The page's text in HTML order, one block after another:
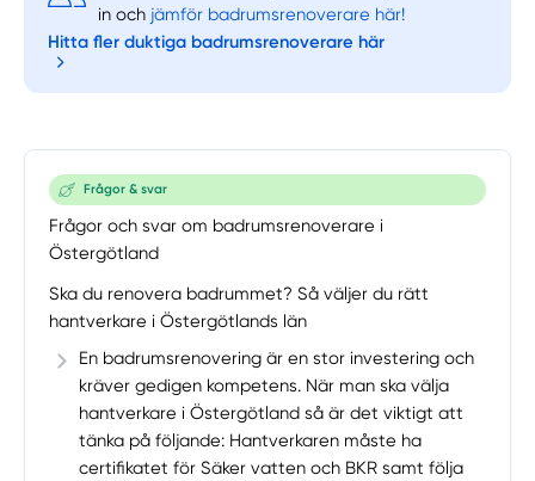
in och jämför badrumsrenoverare här!
Hitta fler duktiga badrumsrenoverare här
Frågor & svar
Frågor och svar om badrumsrenoverare i
Östergötland
Ska du renovera badrummet? Så väljer du rätt
hantverkare i Östergötlands län
En badrumsrenovering är en stor investering och
kräver gedigen kompetens. När man ska välja
hantverkare i Östergötland så är det viktigt att
tänka på följande: Hantverkaren måste ha
certifikatet för Säker vatten och BKR samt följa